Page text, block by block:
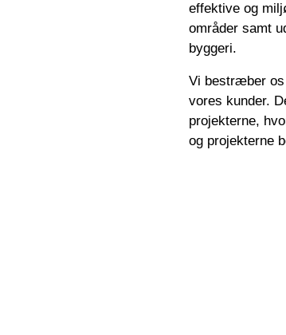
effektive og
områder samt
byggeri.
Vi bestræber
vores kunder.
projekterne,
og projekterne